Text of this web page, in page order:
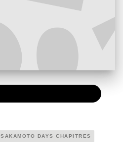
SAKAMOTO DAYS CHAPITRES